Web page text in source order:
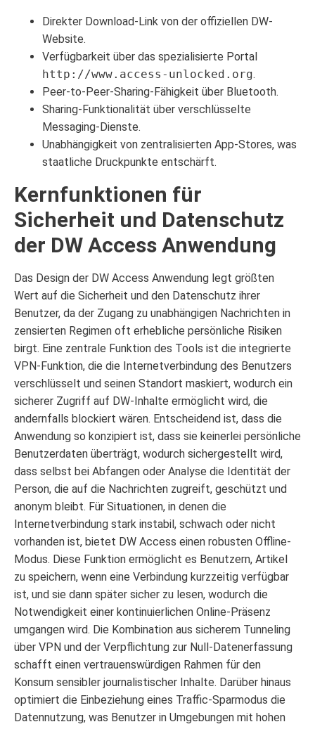
Direkter Download-Link von der offiziellen DW-
Website.
Verfügbarkeit über das spezialisierte Portal
http://www.access-unlocked.org.
Peer-to-Peer-Sharing-Fähigkeit über Bluetooth.
Sharing-Funktionalität über verschlüsselte
Messaging-Dienste.
Unabhängigkeit von zentralisierten App-Stores, was
staatliche Druckpunkte entschärft.
Kernfunktionen für
Sicherheit und Datenschutz
der DW Access Anwendung
Das Design der DW Access Anwendung legt größten
Wert auf die Sicherheit und den Datenschutz ihrer
Benutzer, da der Zugang zu unabhängigen Nachrichten in
zensierten Regimen oft erhebliche persönliche Risiken
birgt. Eine zentrale Funktion des Tools ist die integrierte
VPN-Funktion, die die Internetverbindung des Benutzers
verschlüsselt und seinen Standort maskiert, wodurch ein
sicherer Zugriff auf DW-Inhalte ermöglicht wird, die
andernfalls blockiert wären. Entscheidend ist, dass die
Anwendung so konzipiert ist, dass sie keinerlei persönliche
Benutzerdaten überträgt, wodurch sichergestellt wird,
dass selbst bei Abfangen oder Analyse die Identität der
Person, die auf die Nachrichten zugreift, geschützt und
anonym bleibt. Für Situationen, in denen die
Internetverbindung stark instabil, schwach oder nicht
vorhanden ist, bietet DW Access einen robusten Offline-
Modus. Diese Funktion ermöglicht es Benutzern, Artikel
zu speichern, wenn eine Verbindung kurzzeitig verfügbar
ist, und sie dann später sicher zu lesen, wodurch die
Notwendigkeit einer kontinuierlichen Online-Präsenz
umgangen wird. Die Kombination aus sicherem Tunneling
über VPN und der Verpflichtung zur Null-Datenerfassung
schafft einen vertrauenswürdigen Rahmen für den
Konsum sensibler journalistischer Inhalte. Darüber hinaus
optimiert die Einbeziehung eines Traffic-Sparmodus die
Datennutzung, was Benutzer in Umgebungen mit hohen